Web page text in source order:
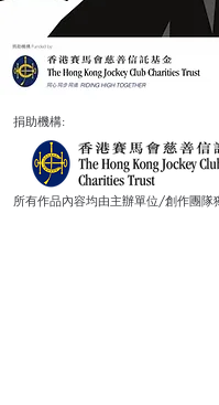
捐助機構:
所有作品內容均由主辦單位/創作團